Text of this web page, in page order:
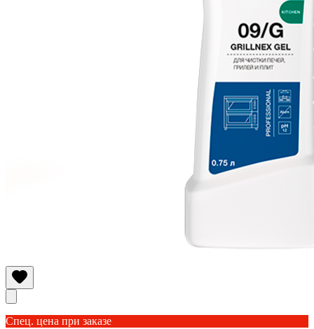
Спец. цена при заказе